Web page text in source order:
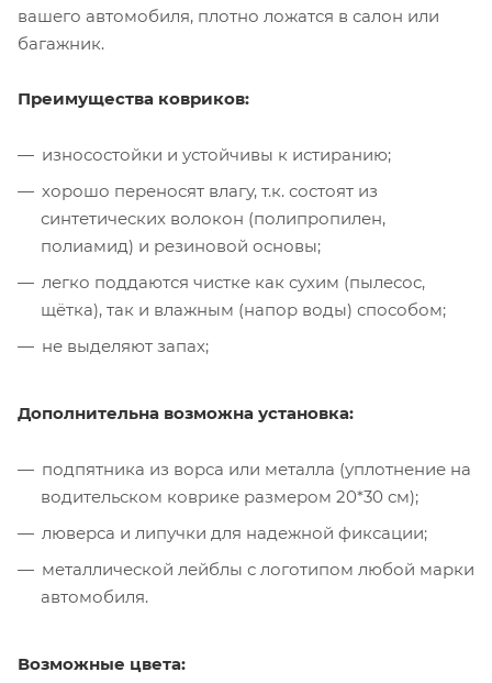
вашего автомобиля, плотно ложатся в салон или
багажник.
Преимущества ковриков:
износостойки и устойчивы к истиранию;
хорошо переносят влагу, т.к. состоят из
синтетических волокон (полипропилен,
полиамид) и резиновой основы;
легко поддаются чистке как сухим (пылесос,
щётка), так и влажным (напор воды) способом;
не выделяют запах;
Дополнительна возможна установка:
подпятника из ворса или металла (уплотнение на
водительском коврике размером 20*30 см);
люверса и липучки для надежной фиксации;
металлической лейблы с логотипом любой марки
автомобиля.
Возможные цвета: